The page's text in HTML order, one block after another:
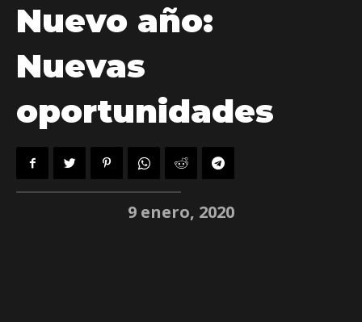
Nuevo año:
Nuevas
oportunidades
9 enero, 2020